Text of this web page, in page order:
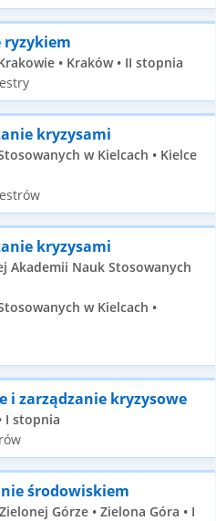
ryzykiem
• Kraków • II stopnia
kryzysami
w Kielcach • Kielce
kryzysami
Akademii Nauk Stosowanych
w Kielcach •
i zarządzanie kryzysowe
I stopnia
środowiskiem
Górze • Zielona Góra • I